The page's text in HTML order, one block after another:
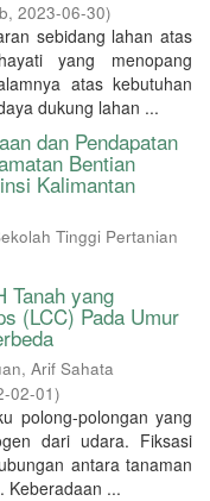
, 2023-06-30)
sebidang lahan atas
yang menopang
atas kebutuhan
dukung lahan ...
dan Pendapatan
Bentian
Kalimantan
Tinggi Pertanian
Tanah yang
(LCC) Pada Umur
Arif Sahata
02-01)
polong-polongan yang
dari udara. Fiksasi
antara tanaman
Keberadaan ...